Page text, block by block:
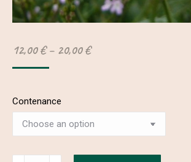
12,00€– 20,00€
Contenance